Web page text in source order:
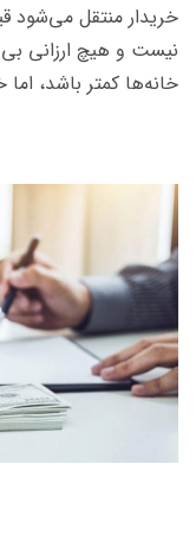
خریدار منتقل می‌شود
نیست و هیچ ارزانی
خانه‌ها کمتر باشد،